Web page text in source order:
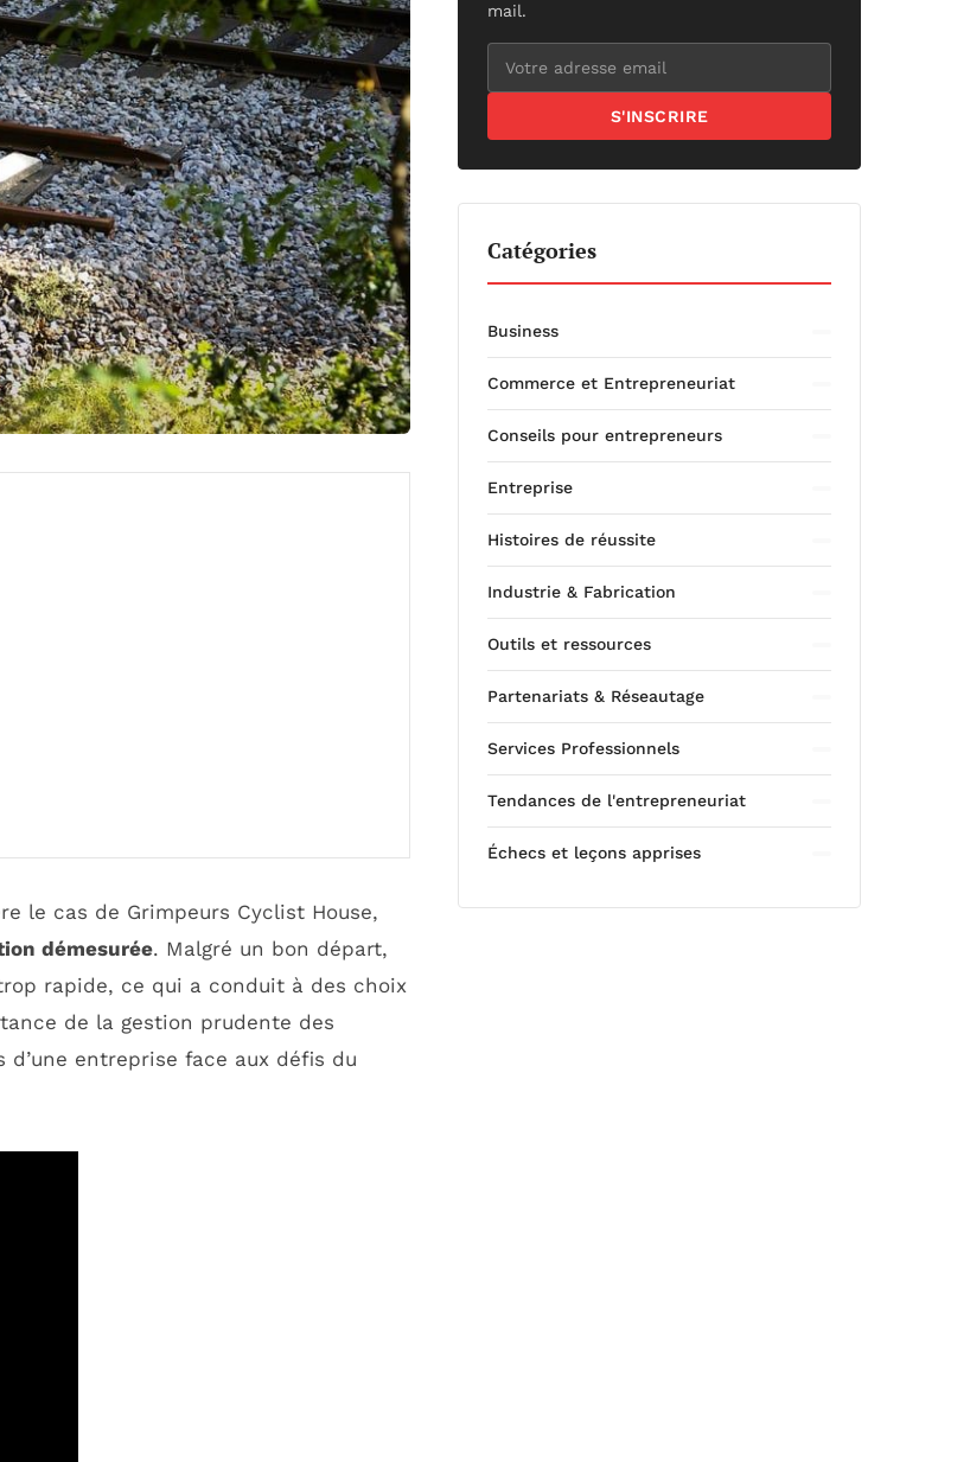
le cas de Grimpeurs Cyclist House,
démesurée. Malgré un bon départ,
rapide, ce qui a conduit à des choix
de la gestion prudente des
d’une entreprise face aux défis du
mail.
S'INSCRIRE
Catégories
Business
Commerce et Entrepreneuriat
Conseils pour entrepreneurs
Entreprise
Histoires de réussite
Industrie & Fabrication
Outils et ressources
Partenariats & Réseautage
Services Professionnels
Tendances de l'entrepreneuriat
Échecs et leçons apprises